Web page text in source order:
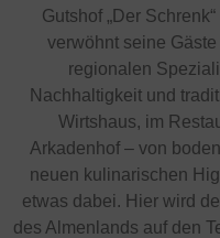
Gutshof „Der
verwöhnt seine
regionalen
Nachhaltigkeit und
Wirtshaus, im
Arkadenhof – von
neuen kulinarischen
etwas dabei. Hier wird
des Almenlands auf den